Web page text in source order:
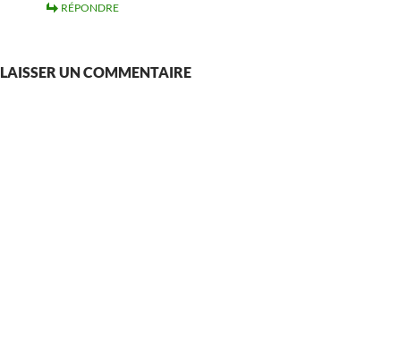
RÉPONDRE
LAISSER UN COMMENTAIRE